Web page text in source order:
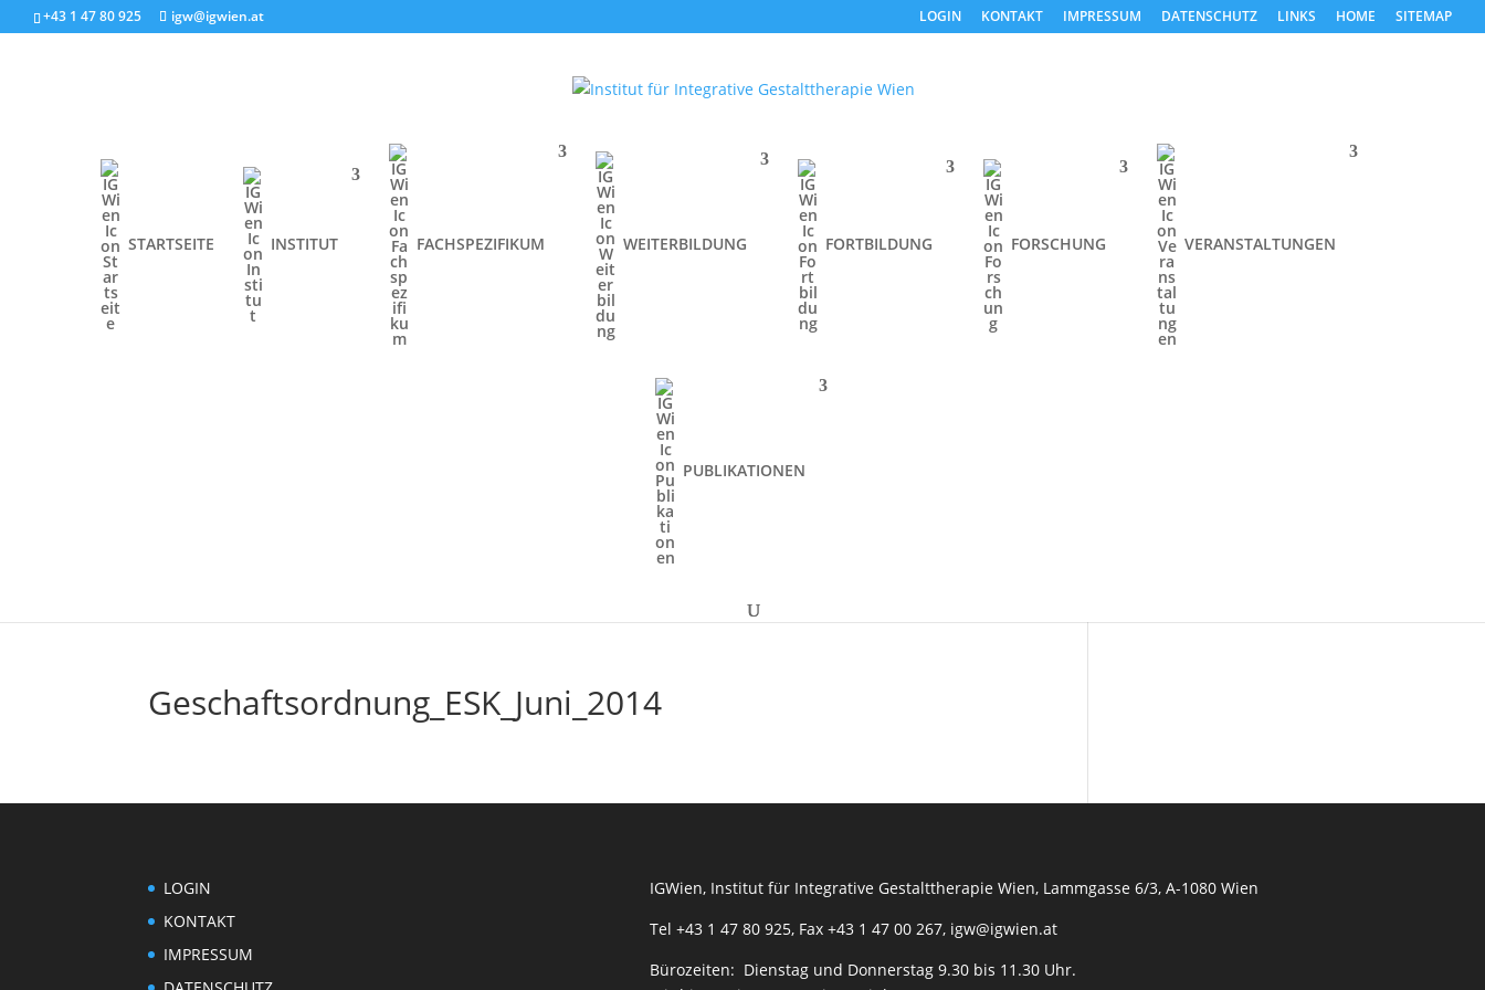
+43 1 47 80 925 igw@igwien.at LOGIN KONTAKT IMPRESSUM DATENSCHUTZ LINKS HOME SITEMAP
STARTSEITE INSTITUT FACHSPEZIFIKUM WEITERBILDUNG FORTBILDUNG FORSCHUNG VERANSTALTUNGEN
PUBLIKATIONEN
Geschaftsordnung_ESK_Juni_2014
LOGIN
KONTAKT
IMPRESSUM
IGWien, Institut für Integrative Gestalttherapie Wien, Lammgasse 6/3, A-1080 Wien
Tel +43 1 47 80 925, Fax +43 1 47 00 267, igw@igwien.at
Bürozeiten: Dienstag und Donnerstag 9.30 bis 11.30 Uhr.